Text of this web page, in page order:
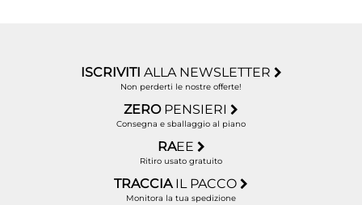
ISCRIVITI ALLA NEWSLETTER
Non perderti le nostre offerte!
ZERO PENSIERI
Consegna e sballaggio al piano
RAEE
Ritiro usato gratuito
TRACCIA IL PACCO
Monitora la tua spedizione